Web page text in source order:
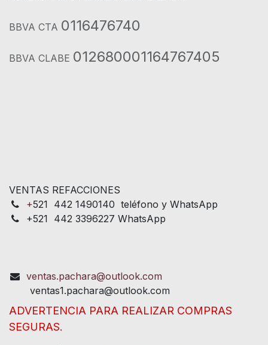
BBVA CTA 0116476740
BBVA CLABE 012680001164767405
VENTAS REFACCIONES
+521 442 1490140 teléfono y WhatsApp
+521 442 3396227 WhatsApp
ventas.pachara@outlook.com
ventas1.pachara@outlook.com
ADVERTENCIA PARA REALIZAR COMPRAS
SEGURAS.